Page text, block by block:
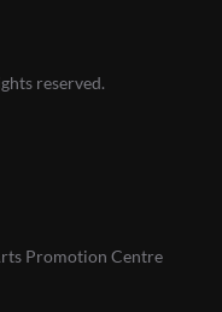
reserved.
Promotion Centre